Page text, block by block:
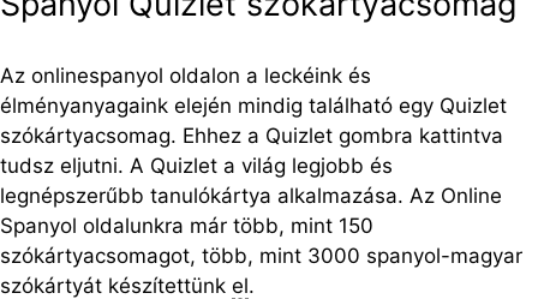
Az onlinespanyol oldalon a leckéink és
élményanyagaink elején mindig található egy Quizlet
szókártyacsomag. Ehhez a Quizlet gombra kattintva
tudsz eljutni. A Quizlet a világ legjobb és
legnépszerűbb tanulókártya alkalmazása. Az Online
Spanyol oldalunkra már több, mint 150
szókártyacsomagot, több, mint 3000 spanyol-magyar
szókártyát készítettünk el.